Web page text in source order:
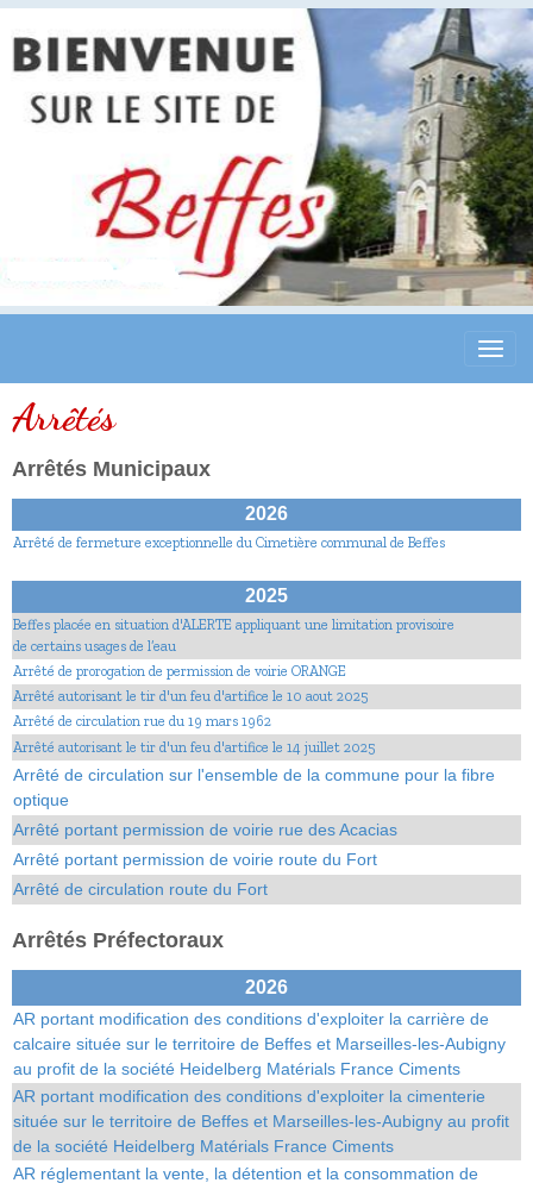
Arrêtés
Arrêtés Municipaux
2026
Arrêté de fermeture exceptionnelle du Cimetière communal de Beffes
2025
Beffes placée en situation d'ALERTE appliquant une limitation provisoire
de certains usages de l’eau
Arrêté de prorogation de permission de voirie ORANGE
Arrêté autorisant le tir d'un feu d'artifice le 10 aout 2025
Arrêté de circulation rue du 19 mars 1962
Arrêté autorisant le tir d'un feu d'artifice le 14 juillet 2025
Arrêté de circulation sur l'ensemble de la commune pour la fibre
optique
Arrêté portant permission de voirie rue des Acacias
Arrêté portant permission de voirie route du Fort
Arrêté de circulation route du Fort
Arrêtés Préfectoraux
2026
AR portant modification des conditions d'exploiter la carrière de
calcaire située sur le territoire de Beffes et Marseilles-les-Aubigny
au profit de la société Heidelberg Matérials France Ciments
AR portant modification des conditions d'exploiter la cimenterie
située sur le territoire de Beffes et Marseilles-les-Aubigny au profit
de la société Heidelberg Matérials France Ciments
AR réglementant la vente, la détention et la consommation de